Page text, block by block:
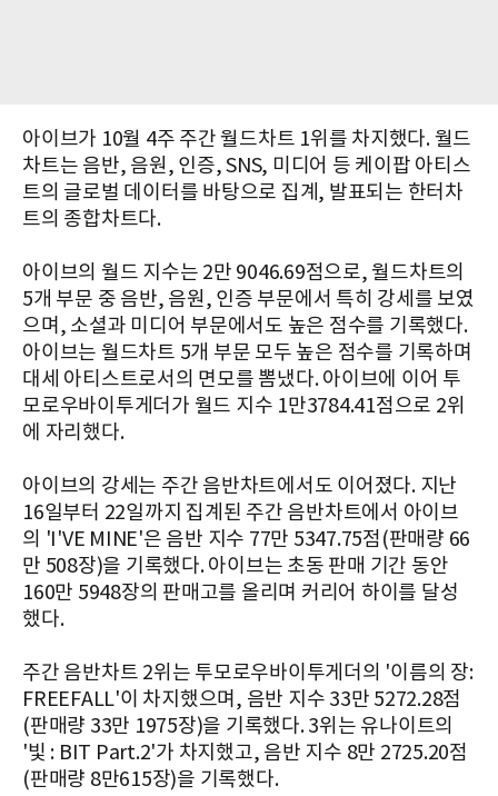
아이브가 10월 4주 주간 월드차트 1위를 차지했다. 월드
차트는 음반, 음원, 인증, SNS, 미디어 등 케이팝 아티스
트의 글로벌 데이터를 바탕으로 집계, 발표되는 한터차
트의 종합차트다.
아이브의 월드 지수는 2만 9046.69점으로, 월드차트의
5개 부문 중 음반, 음원, 인증 부문에서 특히 강세를 보였
으며, 소셜과 미디어 부문에서도 높은 점수를 기록했다.
아이브는 월드차트 5개 부문 모두 높은 점수를 기록하며
대세 아티스트로서의 면모를 뽐냈다. 아이브에 이어 투
모로우바이투게더가 월드 지수 1만3784.41점으로 2위
에 자리했다.
아이브의 강세는 주간 음반차트에서도 이어졌다. 지난
16일부터 22일까지 집계된 주간 음반차트에서 아이브
의 'I'VE MINE'은 음반 지수 77만 5347.75점(판매량 66
만 508장)을 기록했다. 아이브는 초동 판매 기간 동안
160만 5948장의 판매고를 올리며 커리어 하이를 달성
했다.
주간 음반차트 2위는 투모로우바이투게더의 '이름의 장:
FREEFALL'이 차지했으며, 음반 지수 33만 5272.28점
(판매량 33만 1975장)을 기록했다. 3위는 유나이트의
'빛 : BIT Part.2'가 차지했고, 음반 지수 8만 2725.20점
(판매량 8만615장)을 기록했다.